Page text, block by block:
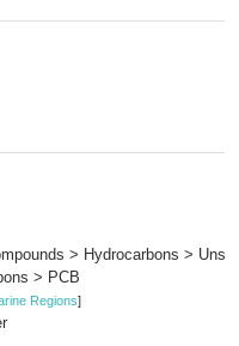
> Hydrocarbons >
> PCB
Regions]